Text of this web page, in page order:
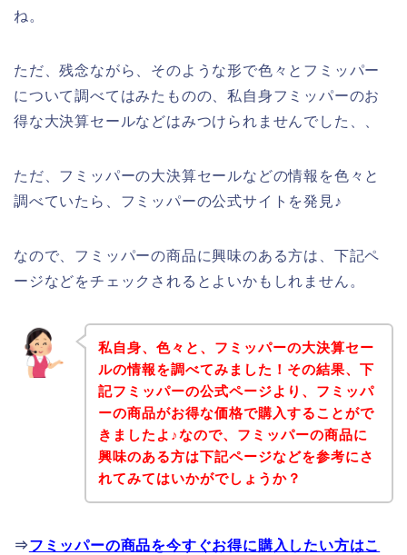
ね。
ただ、残念ながら、そのような形で色々とフミッパー
について調べてはみたものの、私自身フミッパーのお
得な大決算セールなどはみつけられませんでした、、
ただ、フミッパーの大決算セールなどの情報を色々と
調べていたら、フミッパーの公式サイトを発見♪
なので、フミッパーの商品に興味のある方は、下記ペ
ージなどをチェックされるとよいかもしれません。
私自身、色々と、フミッパーの大決算セー
ルの情報を調べてみました！その結果、下
記フミッパーの公式ページより、フミッパ
ーの商品がお得な価格で購入することがで
きましたよ♪なので、フミッパーの商品に
興味のある方は下記ページなどを参考にさ
れてみてはいかがでしょうか？
⇒フミッパーの商品を今すぐお得に購入したい方はこ